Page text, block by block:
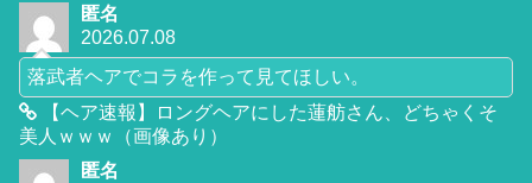
匿名
2026.07.08
落武者ヘアでコラを作って見てほしい。
【ヘア速報】ロングヘアにした蓮舫さん、どちゃくそ
美人ｗｗｗ（画像あり）
匿名